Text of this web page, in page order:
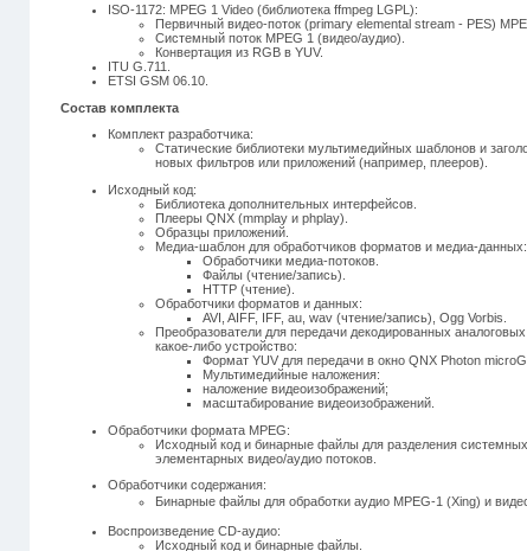
ISO-1172: MPEG 1 Video (библиотека ffmpeg LGPL):
Первичный видео-поток (primary elemental stream - PES)
Системный поток MPEG 1 (видео/аудио).
Конвертация из RGB в YUV.
ITU G.711.
ETSI GSM 06.10.
Состав комплекта
Комплект разработчика:
Статические библиотеки мультимедийных шаблонов и
новых фильтров или приложений (например, плееров).
Исходный код:
Библиотека дополнительных интерфейсов.
Плееры QNX (mmplay и phplay).
Образцы приложений.
Медиа-шаблон для обработчиков форматов и медиа-данных:
Обработчики медиа-потоков.
Файлы (чтение/запись).
HTTP (чтение).
Обработчики форматов и данных:
AVI, AIFF, IFF, au, wav (чтение/запись), Ogg Vorbis.
Преобразователи для передачи декодированных
какое-либо устройство:
Формат YUV для передачи в окно QNX Photon
Мультимедийные наложения:
наложение видеоизображений;
масштабирование видеоизображений.
Обработчики формата MPEG:
Исходный код и бинарные файлы для разделения системных
элементарных видео/аудио потоков.
Обработчики содержания:
Бинарные файлы для обработки аудио MPEG-1 (Xing) и
Воспроизведение CD-аудио:
Исходный код и бинарные файлы.